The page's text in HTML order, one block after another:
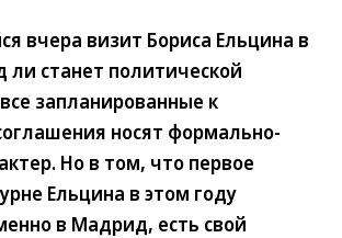
вчера визит Бориса Ельцина в
ли станет политической
запланированные к
носят формально-
Но в том, что первое
Ельцина в этом году
в Мадрид, есть свой